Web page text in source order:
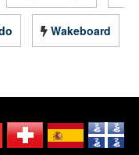
Wakeboard